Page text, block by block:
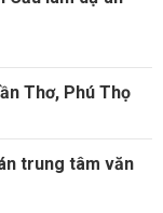
Thơ, Phú Thọ
trung tâm văn